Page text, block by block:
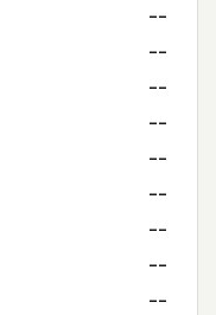
--
--
--
--
--
--
--
--
--